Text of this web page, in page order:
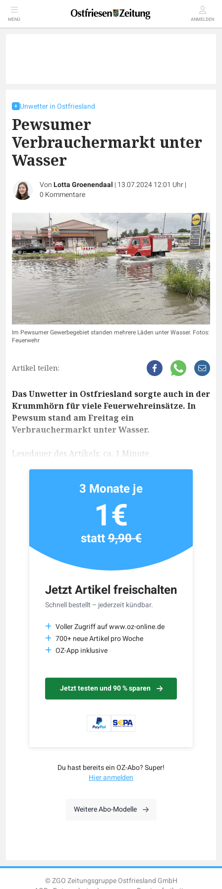
MENÜ ANMELDEN
Unwetter in Ostfriesland
Pewsumer
Verbrauchermarkt unter
Wasser
VonLotta Groenendaal | 13.07.2024 12:01 Uhr|
0 Kommentare
Im Pewsumer Gewerbegebiet standen mehrere Läden unter Wasser. Fotos:
Feuerwehr
Artikel teilen:
Das Unwetter in Ostfriesland sorgte auch in der
Krummhörn für viele Feuerwehreinsätze. In
Pewsum stand am Freitag ein
Verbrauchermarkt unter Wasser.
Lesedauer des Artikels: ca. 1 Minute
Jetzt Artikel freischalten
Schnell bestellt – jederzeit kündbar.
Voller Zugriff auf www.oz-online.de
700+ neue Artikel pro Woche
OZ-App inklusive
Jetzt testen und 90 % sparen
3 Monate je
1€
statt9,90 €
Du hast bereits ein OZ-Abo? Super!
Hier anmelden
Weitere Abo-Modelle
© ZGO Zeitungsgruppe Ostfriesland GmbH